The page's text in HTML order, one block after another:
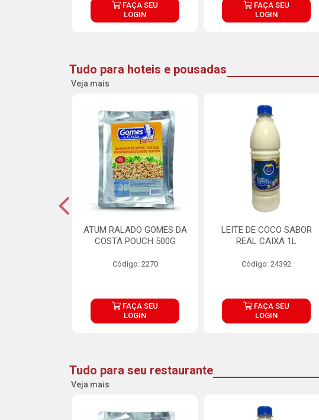
FAÇA SEU
LOGIN
FAÇA SEU
LOGIN
Tudo para hoteis e pousadas
Veja mais
ATUM RALADO GOMES DA
COSTA POUCH 500G
Código: 2270
FAÇA SEU
LOGIN
LEITE DE COCO SABOR
REAL CAIXA 1L
Código: 24392
FAÇA SEU
LOGIN
Tudo para seu restaurante
Veja mais